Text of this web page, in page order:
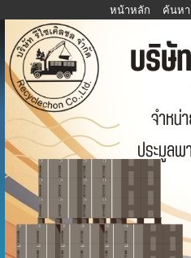
หน้าหลัก ค้นหา